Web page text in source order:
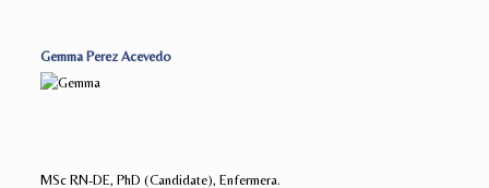
Gemma Perez Acevedo
MSc RN-DE, PhD (Candidate), Enfermera.